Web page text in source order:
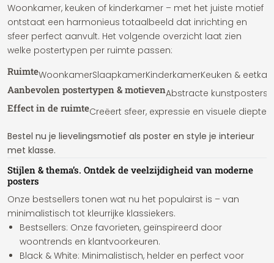
Woonkamer, keuken of kinderkamer – met het juiste motief
ontstaat een harmonieus totaalbeeld dat inrichting en
sfeer perfect aanvult. Het volgende overzicht laat zien
welke postertypen per ruimte passen:
RuimteWoonkamerSlaapkamerKinderkamerKeuken &
Aanbevolen postertypen & motievenAbstracte kunstposters,
Effect in de ruimteCreëert sfeer, expressie en visuele
Bestel nu je lievelingsmotief als poster en style je interieur
met klasse.
Stijlen & thema’s. Ontdek de veelzijdigheid van moderne
posters
Onze bestsellers tonen wat nu het populairst is – van
minimalistisch tot kleurrijke klassiekers.
Bestsellers: Onze favorieten, geïnspireerd door
woontrends en klantvoorkeuren.
Black & White: Minimalistisch, helder en perfect voor